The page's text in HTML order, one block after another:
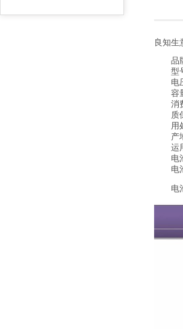
良知生
品牌
型号
电压
容量
消费
质保
用处
产地
运用
电池
电池
电池